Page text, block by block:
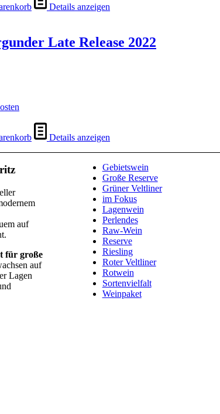
Details anzeigen
Late Release 2022
Details anzeigen
auf
für große
auf
Lagen
Gebietswein
Große Reserve
Grüner Veltliner
im Fokus
Lagenwein
Perlendes
Raw-Wein
Reserve
Riesling
Roter Veltliner
Rotwein
Sortenvielfalt
Weinpaket